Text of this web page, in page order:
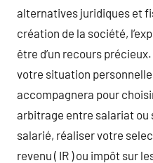
alternatives juridiques et
création de la société,
être d’un recours
votre situation personnelle
accompagnera pour
arbitrage entre salariat
salarié, réaliser votre
revenu ( IR ) ou impôt sur